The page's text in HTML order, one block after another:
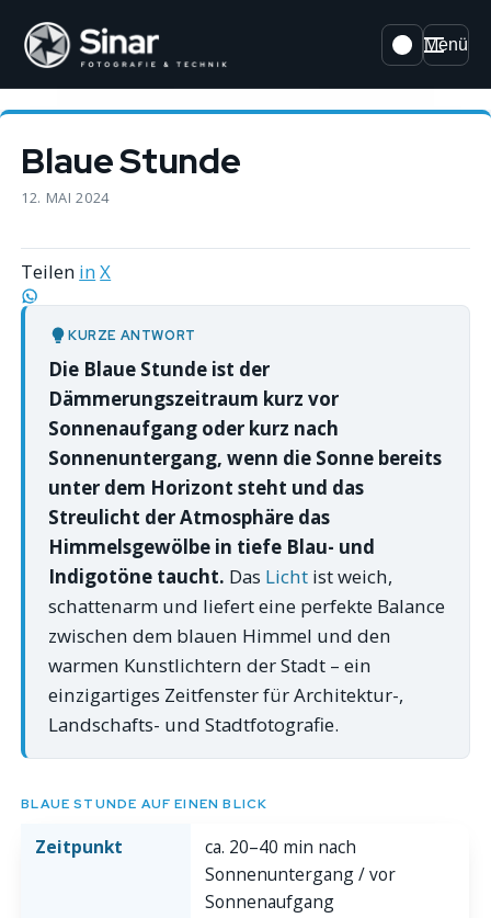
Menü
Blaue Stunde
12. MAI 2024
Teilen inX
KURZE ANTWORT
Die Blaue Stunde ist der
Dämmerungszeitraum kurz vor
Sonnenaufgang oder kurz nach
Sonnenuntergang, wenn die Sonne bereits
unter dem Horizont steht und das
Streulicht der Atmosphäre das
Himmelsgewölbe in tiefe Blau- und
Indigotöne taucht. Das Lichtist weich,
schattenarm und liefert eine perfekte Balance
zwischen dem blauen Himmel und den
warmen Kunstlichtern der Stadt – ein
einzigartiges Zeitfenster für Architektur-,
Landschafts- und Stadtfotografie.
BLAUE STUNDE AUF EINEN BLICK
Zeitpunkt
ca. 20–40 min nach
Sonnenuntergang / vor
Sonnenaufgang